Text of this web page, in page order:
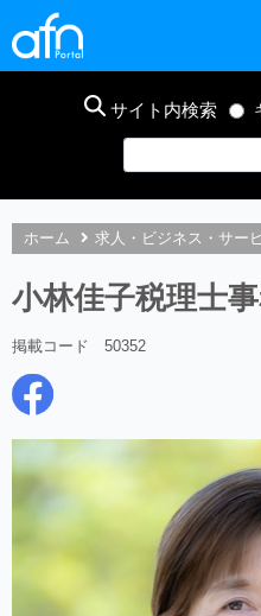
サイト内検索
ホーム 求人・ビジネス・サー
小林佳子税理士
掲載コード 50352